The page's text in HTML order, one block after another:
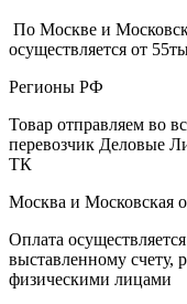
По Москве и
осуществляется от
Регионы РФ
Товар отправляем во
перевозчик Деловые
ТК
Москва и Московская
Оплата
выставленному счету,
физическими лицами